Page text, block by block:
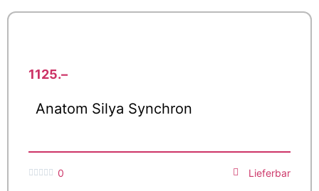
1125.–
Anatom Silya Synchron
0
     Lieferbar